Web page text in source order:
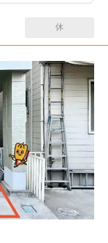
休